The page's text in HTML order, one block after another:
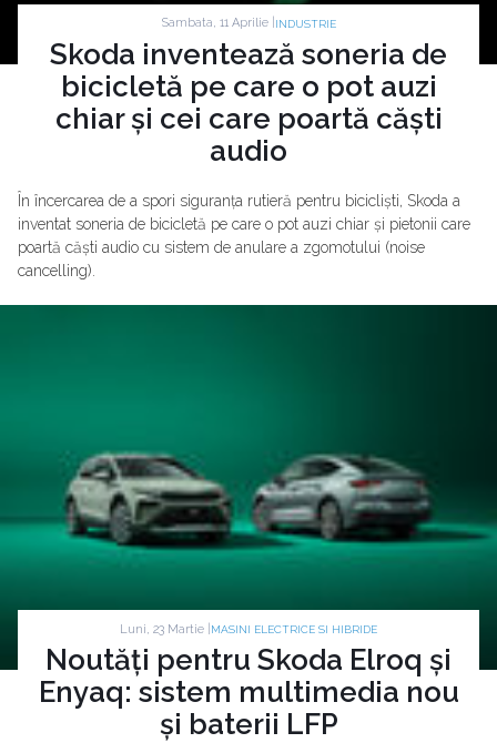
Sambata, 11 Aprilie | INDUSTRIE
Skoda inventează soneria de
bicicletă pe care o pot auzi
chiar și cei care poartă căști
audio
În încercarea de a spori siguranța rutieră pentru bicicliști, Skoda a
inventat soneria de bicicletă pe care o pot auzi chiar și pietonii care
poartă căști audio cu sistem de anulare a zgomotului (noise
cancelling).
Luni, 23 Martie | MASINI ELECTRICE SI HIBRIDE
Noutăți pentru Skoda Elroq și
Enyaq: sistem multimedia nou
și baterii LFP